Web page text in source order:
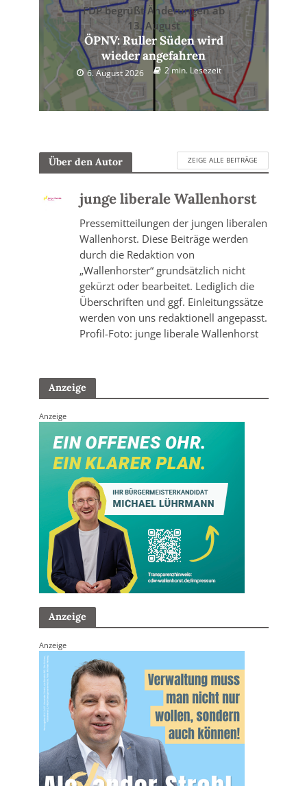
FDP begrüßt Änderungen ab
13. August
ÖPNV: Ruller Süden wird
wieder angefahren
6. August 2026 2 min. Lesezeit
Über den Autor ZEIGE ALLE BEITRÄGE
junge liberale Wallenhorst
Pressemitteilungen der jungen liberalen
Wallenhorst. Diese Beiträge werden
durch die Redaktion von
„Wallenhorster“ grundsätzlich nicht
gekürzt oder bearbeitet. Lediglich die
Überschriften und ggf. Einleitungssätze
werden von uns redaktionell angepasst.
Profil-Foto: junge liberale Wallenhorst
Anzeige
Anzeige
Anzeige
Anzeige